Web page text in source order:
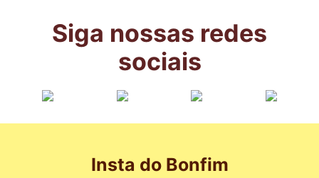
Siga nossas redes
sociais
Insta do Bonfim